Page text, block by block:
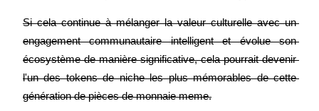
Si cela continue à mélanger la valeur culturelle avec un
engagement communautaire intelligent et évolue son
écosystème de manière significative, cela pourrait devenir
l'un des tokens de niche les plus mémorables de cette
génération de pièces de monnaie meme.